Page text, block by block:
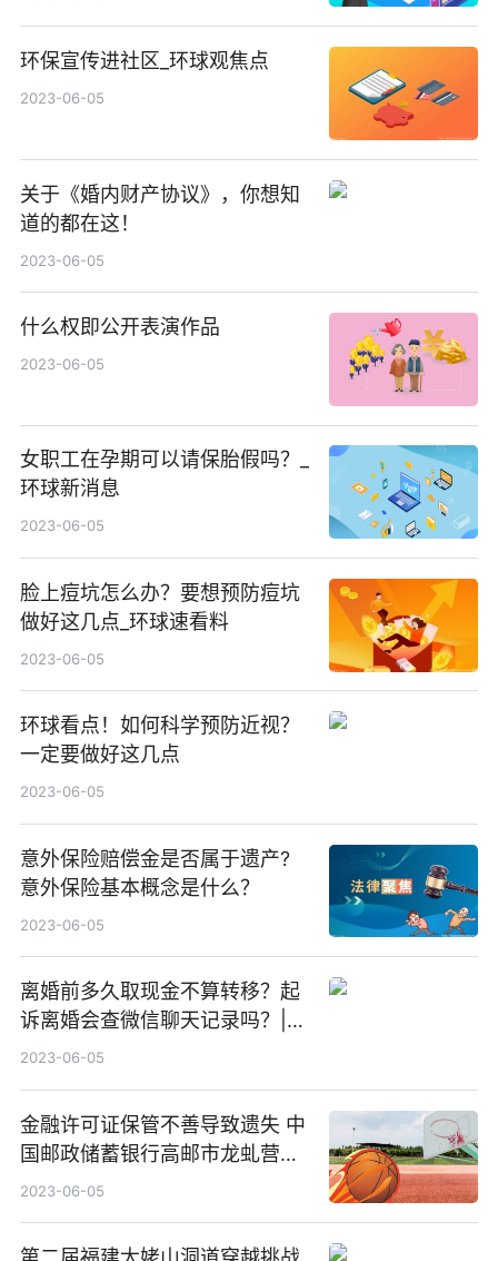
环保宣传进社区_环球观焦点
2023-06-05
关于《婚内财产协议》，你想知
道的都在这！
2023-06-05
什么权即公开表演作品
2023-06-05
女职工在孕期可以请保胎假吗？_
环球新消息
2023-06-05
脸上痘坑怎么办？要想预防痘坑
做好这几点_环球速看料
2023-06-05
环球看点！如何科学预防近视？
一定要做好这几点
2023-06-05
意外保险赔偿金是否属于遗产?
意外保险基本概念是什么？
2023-06-05
离婚前多久取现金不算转移？起
诉离婚会查微信聊天记录吗？|动
态
2023-06-05
金融许可证保管不善导致遗失 中
国邮政储蓄银行高邮市龙虬营业
所被罚 新动态
2023-06-05